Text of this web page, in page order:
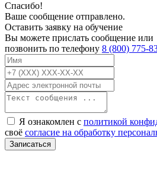
Спасибо!
Ваше сообщение отправлено.
Оставить заявку на обучение
Вы можете прислать сообщение или
позвонить по телефону 8 (800) 775-
Я ознакомлен с политикой
своё согласие на обработку
Записаться